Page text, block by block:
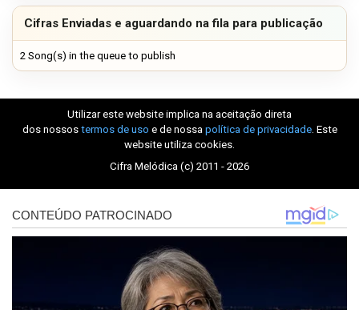
Cifras Enviadas e aguardando na fila para publicação
2 Song(s) in the queue to publish
Utilizar este website implica na aceitação direta
dos nossos termos de uso e de nossa política de privacidade. Este
website utiliza cookies.
Cifra Melódica (c) 2011 - 2026